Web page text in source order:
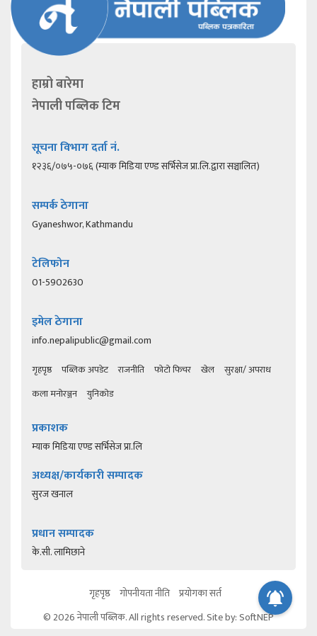
हाम्रो बारेमा
नेपाली पब्लिक टिम
सूचना विभाग दर्ता नं.
१२३६/०७५-०७६ (म्याक मिडिया एण्ड सर्भिसेज प्रा.लि.द्वारा सञ्चालित)
सम्पर्क ठेगाना
Gyaneshwor, Kathmandu
टेलिफोन
01-5902630
इमेल ठेगाना
info.nepalipublic@gmail.com
गृहपृष्ठ पब्लिक अपडेट राजनीति फोटो फिचर खेल
सुरक्षा/ अपराध
कला मनोरञ्जन
युनिकोड
प्रकाशक
म्याक मिडिया एण्ड सर्भिसेज प्रा.लि
अध्यक्ष/कार्यकारी सम्पादक
सुरज खनाल
प्रधान सम्पादक
के.सी. लामिछाने
गृहपृष्ठ गोपनीयता नीति प्रयोगका सर्त
© 2026 नेपाली पब्लिक. All rights reserved. Site by:SoftNEP